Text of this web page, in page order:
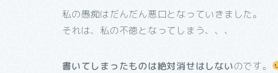
私の愚痴はだんだん悪口となっていきました。
それは、私の不徳となってしまう、、、
書いてしまったものは絶対消せはしないのです。